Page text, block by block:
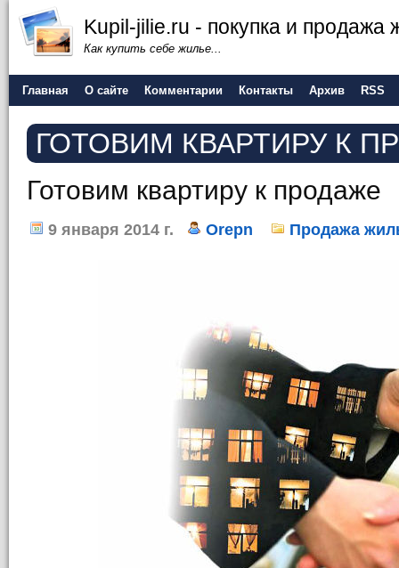
Kupil-jilie.ru - покупка и продажа
Как купить себе жилье...
Главная О сайте Комментарии Контакты Архив RSS
ГОТОВИМ КВАРТИРУ К
Готовим квартиру к продаже
9 января 2014 г. Orepn Продажа